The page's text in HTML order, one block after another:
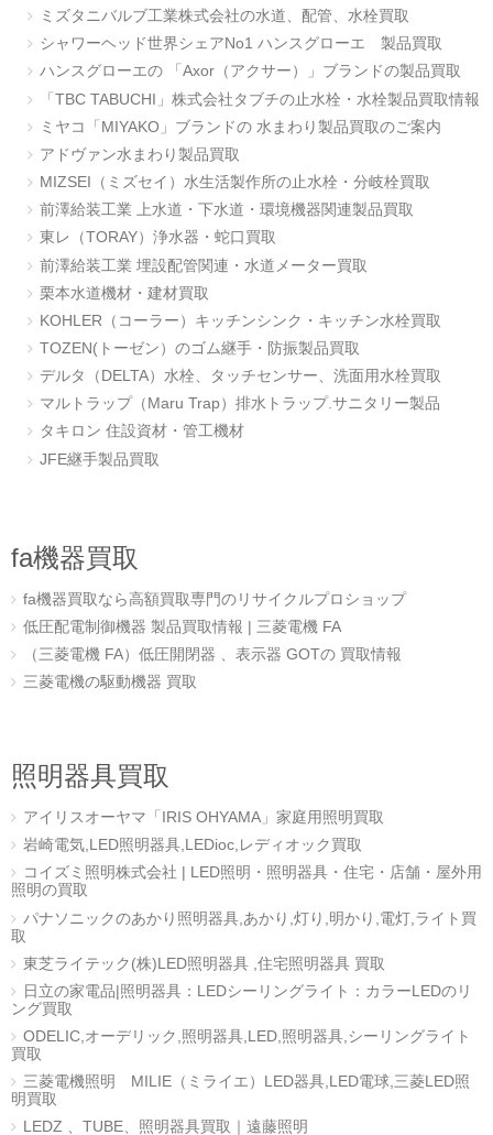
ミズタニバルブ工業株式会社の水道、配管、水栓買取
シャワーヘッド世界シェアNo1 ハンスグローエ 製品買取
ハンスグローエの 「Axor（アクサー）」ブランドの製品買取
「TBC TABUCHI」株式会社タブチの止水栓・水栓製品買取情報
ミヤコ「MIYAKO」ブランドの 水まわり製品買取のご案内
アドヴァン水まわり製品買取
MIZSEI（ミズセイ）水生活製作所の止水栓・分岐栓買取
前澤給装工業 上水道・下水道・環境機器関連製品買取
東レ（TORAY）浄水器・蛇口買取
前澤給装工業 埋設配管関連・水道メーター買取
栗本水道機材・建材買取
KOHLER（コーラー）キッチンシンク・キッチン水栓買取
TOZEN(トーゼン）のゴム継手・防振製品買取
デルタ（DELTA）水栓、タッチセンサー、洗面用水栓買取
マルトラップ（Maru Trap）排水トラップ.サニタリー製品
タキロン 住設資材・管工機材
JFE継手製品買取
fa機器買取
fa機器買取なら高額買取専門のリサイクルプロショップ
低圧配電制御機器 製品買取情報 | 三菱電機 FA
（三菱電機 FA）低圧開閉器 、表示器 GOTの 買取情報
三菱電機の駆動機器 買取
照明器具買取
アイリスオーヤマ「IRIS OHYAMA」家庭用照明買取
岩崎電気,LED照明器具,LEDioc,レディオック買取
コイズミ照明株式会社 | LED照明・照明器具・住宅・店舗・屋外用
照明の買取
パナソニックのあかり照明器具,あかり,灯り,明かり,電灯,ライト買
取
東芝ライテック(株)LED照明器具 ,住宅照明器具 買取
日立の家電品|照明器具：LEDシーリングライト：カラーLEDのリ
ング買取
ODELIC,オーデリック,照明器具,LED,照明器具,シーリングライト
買取
三菱電機照明 MILIE（ミライエ）LED器具,LED電球,三菱LED照
明買取
LEDZ 、TUBE、照明器具買取｜遠藤照明